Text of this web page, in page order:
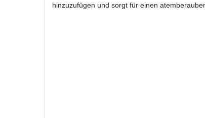
hinzuzufügen und sorgt für einen